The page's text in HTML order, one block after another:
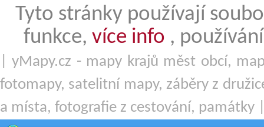
Tyto stránky používají
funkce, více info ,
| yMapy.cz - mapy krajů měst obcí,
fotomapy, satelitní mapy, záběry z
a místa, fotografie z cestování, památky